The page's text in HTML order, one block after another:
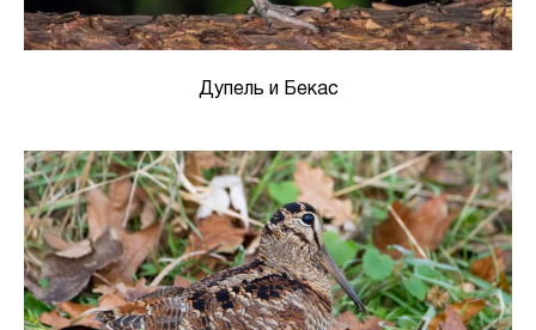
Дупель и Бекас